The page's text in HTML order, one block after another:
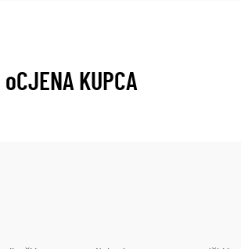
oCJENA KUPCA